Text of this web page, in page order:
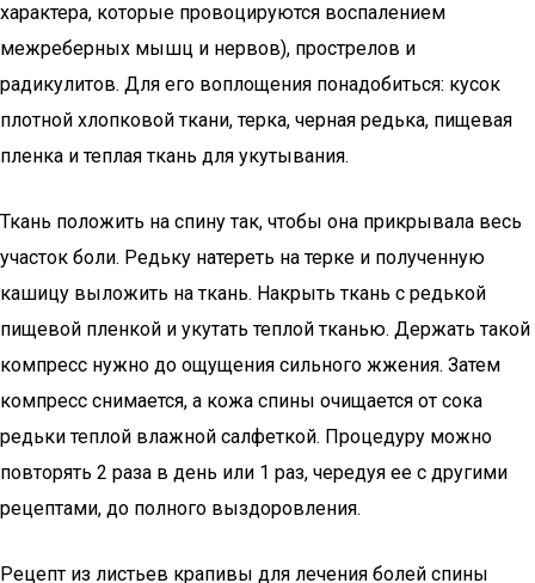
характера, которые провоцируются воспалением
межреберных мышц и нервов), прострелов и
радикулитов. Для его воплощения понадобиться: кусок
плотной хлопковой ткани, терка, черная редька, пищевая
пленка и теплая ткань для укутывания.
Ткань положить на спину так, чтобы она прикрывала весь
участок боли. Редьку натереть на терке и полученную
кашицу выложить на ткань. Накрыть ткань с редькой
пищевой пленкой и укутать теплой тканью. Держать такой
компресс нужно до ощущения сильного жжения. Затем
компресс снимается, а кожа спины очищается от сока
редьки теплой влажной салфеткой. Процедуру можно
повторять 2 раза в день или 1 раз, чередуя ее с другими
рецептами, до полного выздоровления.
Рецепт из листьев крапивы для лечения болей спины